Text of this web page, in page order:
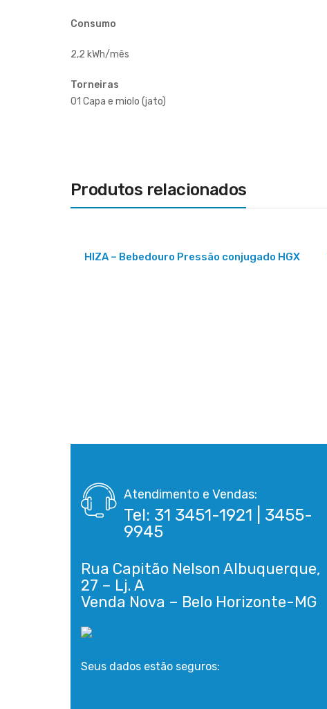
Consumo
2,2 kWh/mês
Torneiras
01 Capa e miolo (jato)
Produtos relacionados
HIZA – Bebedouro Pressão conjugado HGX
Atendimento e Vendas:
Tel: 31 3451-1921 | 3455-
9945
Rua Capitão Nelson Albuquerque,
27 – Lj. A
Seus dados estão seguros: